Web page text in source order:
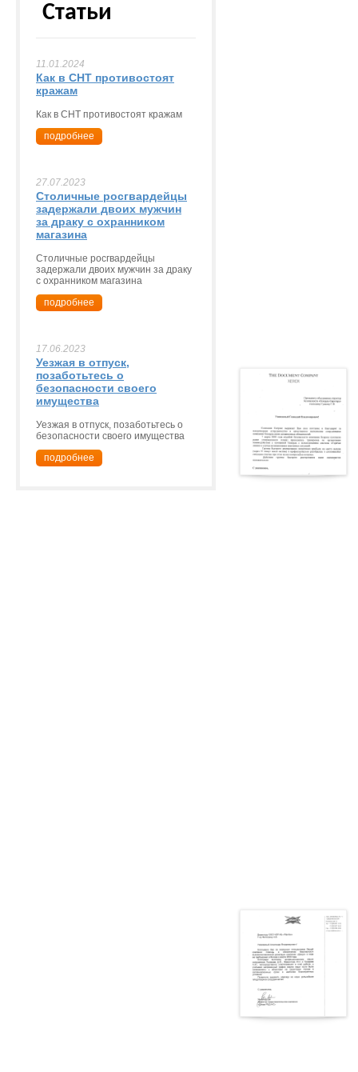
Статьи
11.01.2024
Как в СНТ противостоят
кражам
Как в СНТ противостоят кражам
подробнее
27.07.2023
Столичные росгвардейцы
задержали двоих мужчин
за драку с охранником
магазина
Столичные росгвардейцы
задержали двоих мужчин за драку
с охранником магазина
подробнее
17.06.2023
Уезжая в отпуск,
позаботьтесь о
безопасности своего
имущества
Уезжая в отпуск, позаботьтесь о
безопасности своего имущества
подробнее